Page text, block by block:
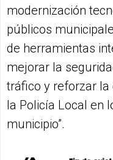
modernización
públicos
de herramientas
mejorar la
tráfico y reforzar la
la Policía Local en
municipio”.